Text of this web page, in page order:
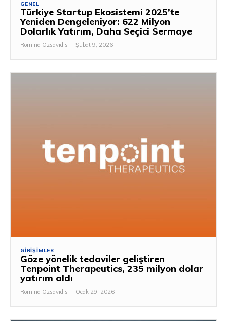
GENEL
Türkiye Startup Ekosistemi 2025’te
Yeniden Dengeleniyor: 622 Milyon
Dolarlık Yatırım, Daha Seçici Sermaye
Romina Özsavidis - Şubat 9, 2026
GIRIŞIMLER
Göze yönelik tedaviler geliştiren
Tenpoint Therapeutics, 235 milyon dolar
yatırım aldı
Romina Özsavidis - Ocak 29, 2026